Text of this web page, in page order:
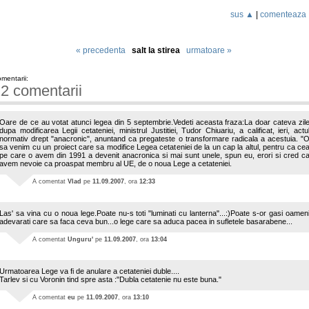
sus ▲
« precedenta salt la stirea urmatoare »
comentarii
Oare de ce au votat atunci legea din 5 septembrie.Vedeti aceasta fraza:La doar cateva zile
dupa modificarea Legii cetateniei, ministrul Justitiei, Tudor Chiuariu, a calificat, ieri, actul
normativ drept "anacronic", anuntand ca pregateste o transformare radicala a acestuia. "O
sa venim cu un proiect care sa modifice Legea cetateniei de la un cap la altul, pentru ca cea
pe care o avem din 1991 a devenit anacronica si mai sunt unele, spun eu, erori si cred ca
avem nevoie ca proaspat membru al UE, de o noua Lege a cetateniei.
A comentat Vlad pe 11.09.2007, ora 12:33
Las' sa vina cu o noua lege.Poate nu-s toti "luminati cu lanterna"...:)Poate s-or gasi oameni
adevarati care sa faca ceva bun...o lege care sa aduca pacea in sufletele basarabene...
A comentat Unguru' pe 11.09.2007, ora 13:04
Urmatoarea Lege va fi de anulare a cetateniei duble....
Tarlev si cu Voronin tind spre asta :"Dubla cetatenie nu este buna."
A comentat eu pe 11.09.2007, ora 13:10